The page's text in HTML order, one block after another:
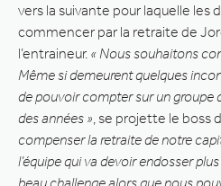
vers la suivante pour laquelle les
commencer par la retraite de
l’entraineur. « Nous souhaitons
Même si demeurent quelques
de pouvoir compter sur un groupe
des années » , se projette le boss
compenser la retraite de notre
l’équipe qui va devoir endosser
beau challenge alors que nous